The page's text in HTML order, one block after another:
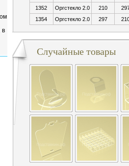
в
1352
Оргстекло 2.0 210
1354
Оргстекло 2.0 297
Случайные товары